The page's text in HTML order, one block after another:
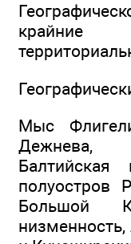
крайние
Мыс
Дежнева,
полуостров
Большой